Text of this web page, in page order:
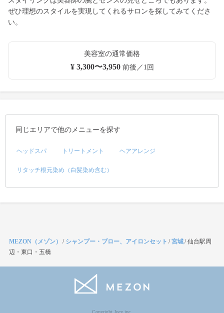
ぜひ理想のスタイルを実現してくれるサロンを探してみてくださ
い。
美容室の通常価格
¥ 3,300〜3,950前後／1回
同じエリアで他のメニューを探す
ヘッドスパ トリートメント ヘアアレンジ
リタッチ根元染め（白髪染め含む）
MEZON（メゾン） / シャンプー・ブロー、アイロンセット /宮城/仙台駅周
辺・東口・五橋
Copyright Jocy inc.